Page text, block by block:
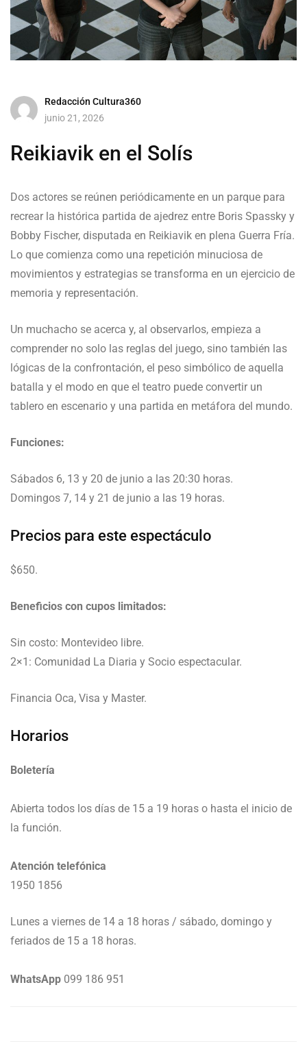
Redacción Cultura360
junio 21, 2026
Reikiavik en el Solís
Dos actores se reúnen periódicamente en un parque para
recrear la histórica partida de ajedrez entre Boris Spassky y
Bobby Fischer, disputada en Reikiavik en plena Guerra Fría.
Lo que comienza como una repetición minuciosa de
movimientos y estrategias se transforma en un ejercicio de
memoria y representación.
Un muchacho se acerca y, al observarlos, empieza a
comprender no solo las reglas del juego, sino también las
lógicas de la confrontación, el peso simbólico de aquella
batalla y el modo en que el teatro puede convertir un
tablero en escenario y una partida en metáfora del mundo.
Funciones:
Sábados 6, 13 y 20 de junio a las 20:30 horas.
Domingos 7, 14 y 21 de junio a las 19 horas.
Precios para este espectáculo
$650.
Beneficios con cupos limitados:
Sin costo: Montevideo libre.
2×1: Comunidad La Diaria y Socio espectacular.
Financia Oca, Visa y Master.
Horarios
Boletería
Abierta todos los días de 15 a 19 horas o hasta el inicio de
la función.
Atención telefónica
1950 1856
Lunes a viernes de 14 a 18 horas / sábado, domingo y
feriados de 15 a 18 horas.
WhatsApp 099 186 951